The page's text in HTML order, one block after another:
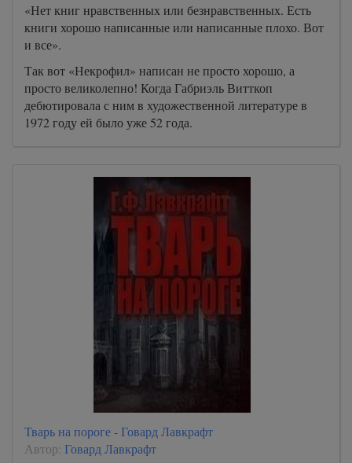
«Нет книг нравственных или безнравственных. Есть
книги хорошо написанные или написанные плохо. Вот
и все».
Так вот «Некрофил» написан не просто хорошо, а
просто великолепно! Когда Габриэль Витткоп
дебютировала с ним в художественной литературе в
1972 году ей было уже 52 года.
Тварь на пороге - Говард Лавкрафт
Автор: Говард Лавкрафт